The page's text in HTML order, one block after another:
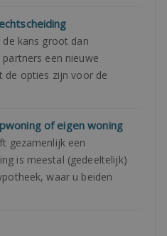
de kans groot dan
een nieuwe
de opties zijn voor de
of eigen woning
gezamenlijk een
is meestal (gedeeltelijk)
waar u beiden